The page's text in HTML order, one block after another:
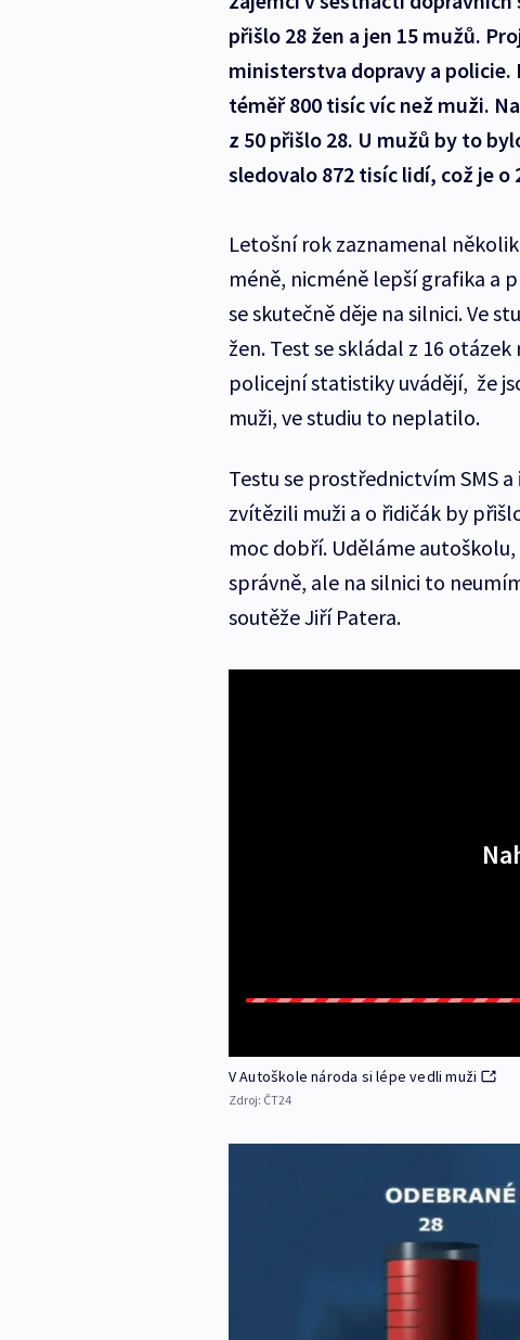
přišlo 28 žen a jen 15 mužů.
ministerstva dopravy a
téměř 800 tisíc víc než muži.
z 50 přišlo 28. U mužů by to
sledovalo 872 tisíc lidí, což je o
Letošní rok zaznamenal
méně, nicméně lepší grafika a
se skutečně děje na silnici. Ve
žen. Test se skládal z 16
policejní statistiky uvádějí, že
muži, ve studiu to neplatilo.
Testu se prostřednictvím SMS
zvítězili muži a o řidičák by
moc dobří. Uděláme
správně, ale na silnici to
soutěže Jiří Patera.
V Autoškole národa si lépe vedli muži
Zdroj: ČT24